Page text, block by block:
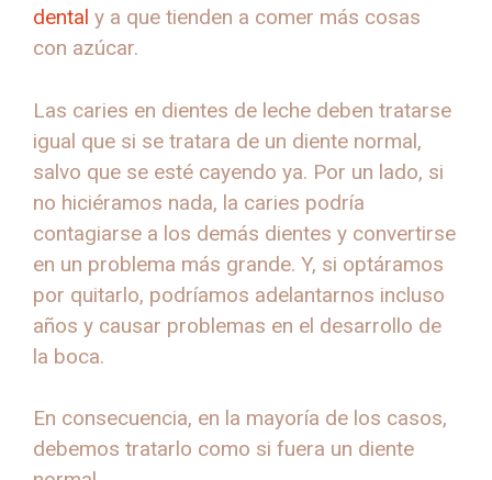
dental y a que tienden a comer más cosas
con azúcar.
Las caries en dientes de leche deben tratarse
igual que si se tratara de un diente normal,
salvo que se esté cayendo ya. Por un lado, si
no hiciéramos nada, la caries podría
contagiarse a los demás dientes y convertirse
en un problema más grande. Y, si optáramos
por quitarlo, podríamos adelantarnos incluso
años y causar problemas en el desarrollo de
la boca.
En consecuencia, en la mayoría de los casos,
debemos tratarlo como si fuera un diente